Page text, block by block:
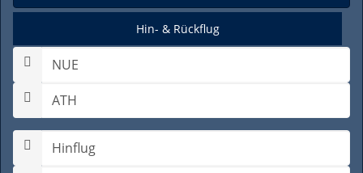
Hin- & Rückflug
Hinflugdatum auswählen